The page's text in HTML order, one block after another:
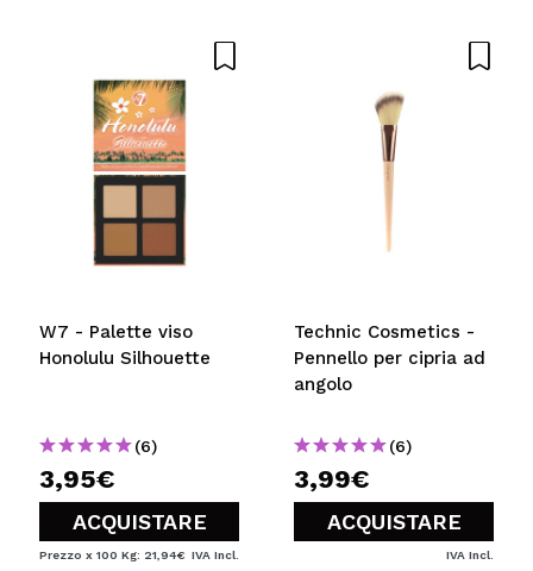
W7 - Palette viso
Honolulu Silhouette
(6)
3,95€
ACQUISTARE
Prezzo x 100 Kg: 21,94€ IVA Incl.
Technic Cosmetics -
Pennello per cipria ad
angolo
(6)
3,99€
ACQUISTARE
IVA Incl.